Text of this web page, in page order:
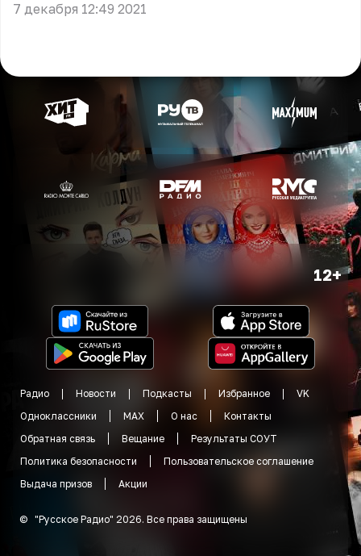
7 декабря 12:49 2021
12+
Радио Новости Подкасты Избранное
VK
Одноклассники
MAX О нас
Контакты
Обратная связь
Вещание
Результаты СОУТ
Политика безопасности
Пользовательское соглашение
Выдача призов
Акции
© "Русское Радио" 2026. Все права защищены